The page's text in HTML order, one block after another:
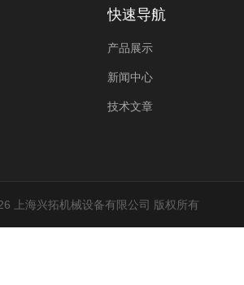
快速导航
产品展示
新闻中心
技术文章
上海兴拓机械设备有限公司 版权所有